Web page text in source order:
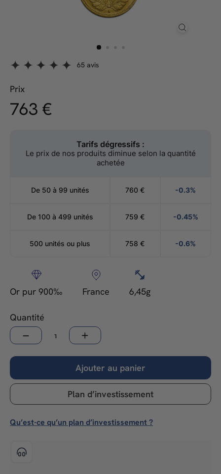
65 avis
Prix
Prix
régulier
763 €
Tarifs dégressifs :
Le prix de nos produits diminue selon la quantité
achetée
De 50 à 99 unités 760 € -0.3%
De 100 à 499 unités 759 € -0.45%
500 unités ou plus 758 € -0.6%
Or pur 900‰ France 6,45g
Quantité
− +
Ajouter au panier
Plan d’investissement
Qu’est-ce qu’un plan d’investissement ?